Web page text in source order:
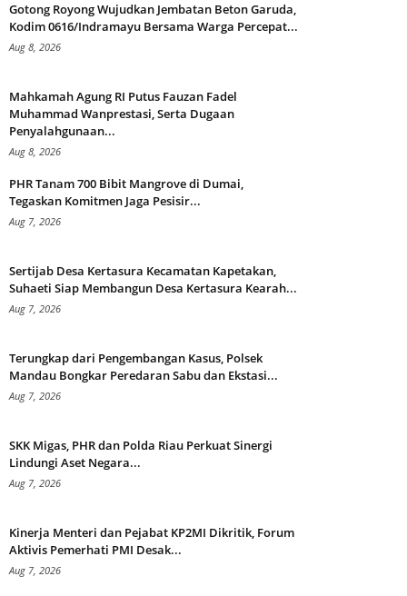
Gotong Royong Wujudkan Jembatan Beton Garuda,
Kodim 0616/Indramayu Bersama Warga Percepat...
Aug 8, 2026
Mahkamah Agung RI Putus Fauzan Fadel
Muhammad Wanprestasi, Serta Dugaan
Penyalahgunaan...
Aug 8, 2026
PHR Tanam 700 Bibit Mangrove di Dumai,
Tegaskan Komitmen Jaga Pesisir...
Aug 7, 2026
Sertijab Desa Kertasura Kecamatan Kapetakan,
Suhaeti Siap Membangun Desa Kertasura Kearah...
Aug 7, 2026
Terungkap dari Pengembangan Kasus, Polsek
Mandau Bongkar Peredaran Sabu dan Ekstasi...
Aug 7, 2026
SKK Migas, PHR dan Polda Riau Perkuat Sinergi
Lindungi Aset Negara...
Aug 7, 2026
Kinerja Menteri dan Pejabat KP2MI Dikritik, Forum
Aktivis Pemerhati PMI Desak...
Aug 7, 2026